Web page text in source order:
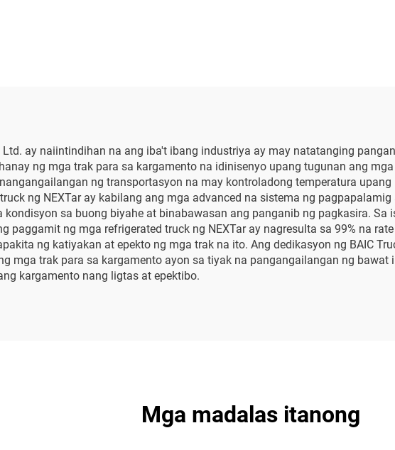
Ltd. ay naiintindihan na ang iba't ibang industriya ay may natatanging
ng mga trak para sa kargamento na idinisenyo upang tugunan ang
ng transportasyon na may kontroladong temperatura
ng NEXTar ay kabilang ang mga advanced na sistema ng
sa buong biyahe at binabawasan ang panganib ng pagkasira. Sa
paggamit ng mga refrigerated truck ng NEXTar ay nagresulta sa 99% na
ng katiyakan at epekto ng mga trak na ito. Ang dedikasyon ng BAIC
mga trak para sa kargamento ayon sa tiyak na pangangailangan ng
kargamento nang ligtas at epektibo.
Mga madalas itanong